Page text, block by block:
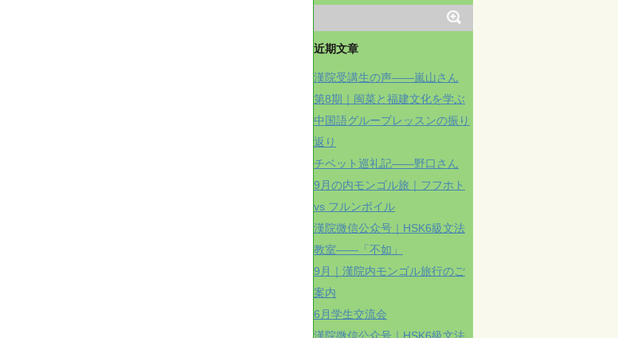
近期文章
漢院受講生の声——嵐山さん
第8期｜闽菜と福建文化を学ぶ
中国語グループレッスンの振り
返り
チベット巡礼記——野口さん
9月の内モンゴル旅｜フフホト
vs フルンボイル
漢院微信公众号｜HSK6級文法
教室——「不如」
9月｜漢院内モンゴル旅行のご
案内
6月学生交流会
漢院微信公众号｜HSK6級文法